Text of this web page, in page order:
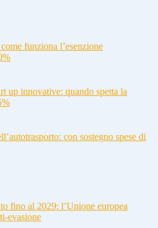
funziona l’esenzione
up innovative: quando spetta la
con sostegno spese di
fino al 2029: l’Unione europea
evasione